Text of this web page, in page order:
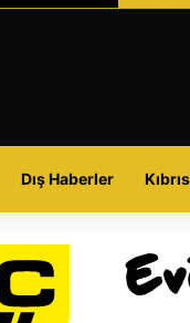
Dış Haberler Kıbrıs